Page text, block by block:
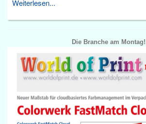
Weiterlesen...
Die Branche am Montag!